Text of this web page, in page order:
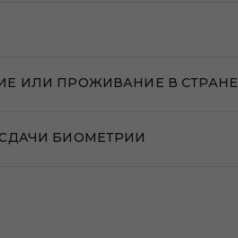
ИЛИ ПРОЖИВАНИЕ В СТРАНЕ
БИОМЕТРИИ